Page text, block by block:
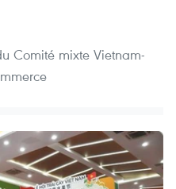
Comité mixte Vietnam-